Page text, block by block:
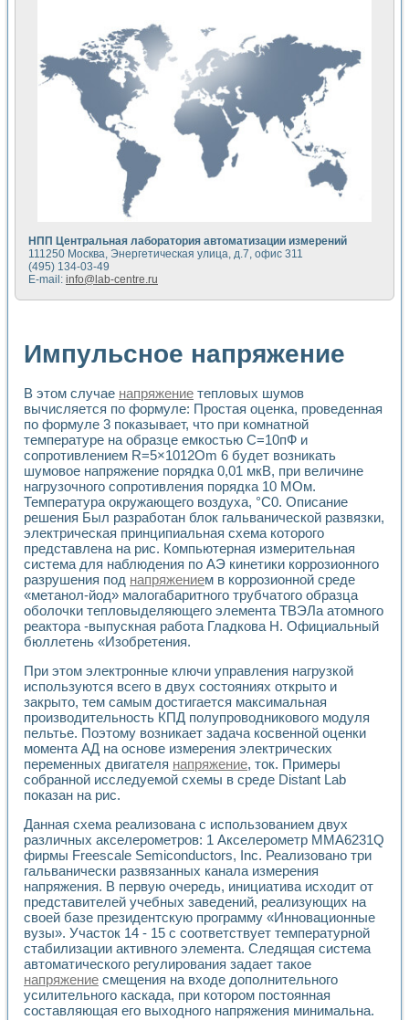
Разработка автоматизированного стенда для измерения
Применение среды LabVIEW для построения картины
Портативная система для определения показателей
Использование LabVIEW для управления источником
Устройство для снятия вольт-амперных характеристик
Передовые научные технологии: нано-, фемто-,
Автоматизированная установка по измерению временных
Автоматизированный лабораторный комплекс на базе
Визуализация моделирования и оптимизации тепловой
Виртуальный прибор для исследования функциональных
Исследование возможности создания экономичного
Исследование кинетики движения макрочастиц в
Метод прогнозирования свойств дисперсных продуктов
Недорогая система управления сверхпроводящим
Применение технологий NI в курсе экспериментальной
Расчет переноса аэрозоля и выпадения осадка в
Применение NI VISION для геометрического анализа в
Система температурной стабилизации
Определение параметров всплывающих газовых
Система управления асинхронным тиристорным
Лазерный профилометр
Применение средств NATIONAL INSTRUMENTS для
Разработка автоматизированного стенда для
Автоматизированный стенд рентгеновской диагностики
Высокочувствительные оптоэлектронные
Установка для измерения диэлектрических свойств
Исследование кинетики зарождения и развития
Лабораторный электрический импедансный томограф на
Микрозондовая система для характеризации
Метод траекторий в исследовании
Промышленная автоматизация
Автоматизация технологических процессов получения
Использование систем технического зрения для контроля
Исследование электромагнитных переходных процессов
Применение LabVIEW при разработке обучающих
Разработка виртуальных тренажеров путем
Система блокировок, сигнализации и защиты ускорителя
Система сбора данных и управления процессом
Управление температурой газовой среды специальной
Разработка программного обеспечения с
Использование технологий NATIONAL INSTRUMENTS
Оборудование для промышленной термотрансферной
Автоматизация реометрических исследований на базе
Применение измерителя иммитанса для исследова¬ния
Исследование электромагнитных переходных процессов
Стенд для исследования электрических переходных
Автоматизация контроля сварных швов на базе
Измерительный контроль с применением
Моделирование надежности и эффективности систем
Лабораторные практикумы и учебные стенды
Автоматизация лабораторного стенда по измерению
Автоматизированные лабораторные комплексы для
Виртуальный прибор для исследования нелинейных
Использование виртуальных приборов в процесе
НПП Центральная лаборатория автоматизации измерений
111250 Москва, Энергетическая улица, д.7, офис 311
(495) 134-03-49
E-mail: info@lab-centre.ru
Импульсное напряжение
В этом случае напряжение тепловых шумов
вычисляется по формуле: Простая оценка, проведенная
по формуле 3 показывает, что при комнатной
температуре на образце емкостью С=10пФ и
сопротивлением R=5×1012Om 6 будет возникать
шумовое напряжение порядка 0,01 мкВ, при величине
нагрузочного сопротивления порядка 10 МОм.
Температура окружающего воздуха, °С0. Описание
решения Был разработан блок гальванической развязки,
электрическая принципиальная схема которого
представлена на рис. Компьютерная измерительная
система для наблюдения по АЭ кинетики коррозионного
разрушения под напряжением в коррозионной среде
«метанол-йод» малогабаритного трубчатого образца
оболочки тепловыделяющего элемента ТВЭЛа атомного
реактора -выпускная работа Гладкова Н. Официальный
бюллетень «Изобретения.
При этом электронные ключи управления нагрузкой
используются всего в двух состояниях открыто и
закрыто, тем самым достигается максимальная
производительность КПД полупроводникового модуля
пельтье. Поэтому возникает задача косвенной оценки
момента АД на основе измерения электрических
переменных двигателя напряжение, ток. Примеры
собранной исследуемой схемы в среде Distant Lab
показан на рис.
Данная схема реализована с использованием двух
различных акселерометров: 1 Акселерометр MMA6231Q
фирмы Freescale Semiconductors, Inc. Реализовано три
гальванически развязанных канала измерения
напряжения. В первую очередь, инициатива исходит от
представителей учебных заведений, реализующих на
своей базе президентскую программу «Инновационные
вузы». Участок 14 - 15 с соответствует температурной
стабилизации активного элемента. Следящая система
автоматического регулирования задает такое
напряжение смещения на входе дополнительного
усилительного каскада, при котором постоянная
составляющая его выходного напряжения минимальна.